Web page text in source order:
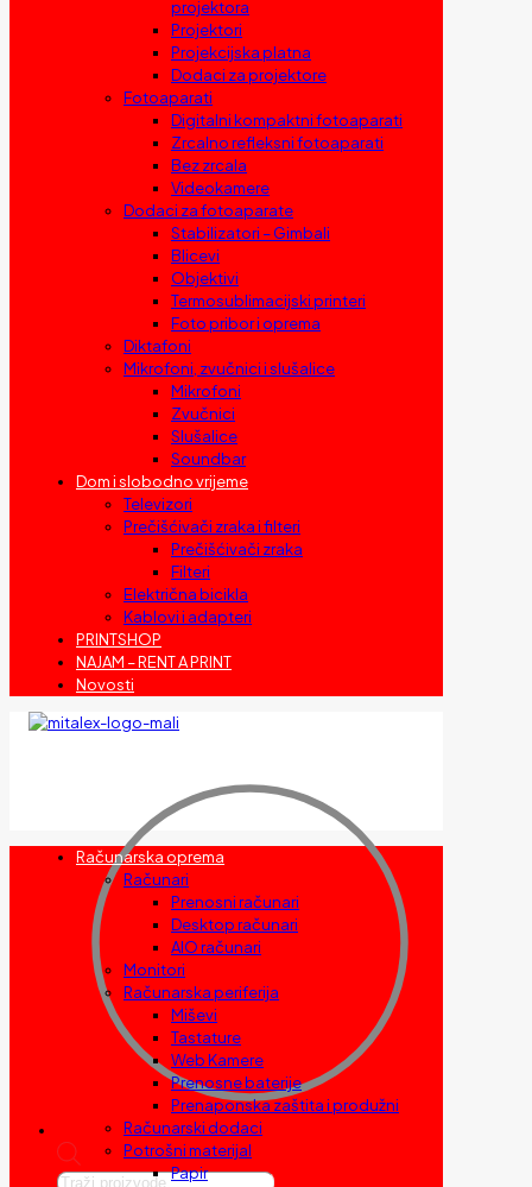
projektora
Projektori
Projekcijska platna
Dodaci za projektore
Fotoaparati
Digitalni kompaktni fotoaparati
Zrcalno refleksni fotoaparati
Bez zrcala
Videokamere
Dodaci za fotoaparate
Stabilizatori – Gimbali
Blicevi
Objektivi
Termosublimacijski printeri
Foto pribor i oprema
Diktafoni
Mikrofoni, zvučnici i slušalice
Mikrofoni
Zvučnici
Slušalice
Soundbar
Dom i slobodno vrijeme
Televizori
Prečišćivači zraka i filteri
Prečišćivači zraka
Filteri
Električna bicikla
Kablovi i adapteri
PRINTSHOP
NAJAM – RENT A PRINT
Novosti
Products
Računarska oprema
Računari
Prenosni računari
Desktop računari
AIO računari
Monitori
Računarska periferija
Miševi
Tastature
Web Kamere
Prenosne baterije
Prenaponska zaštita i produžni
Računarski dodaci
Potrošni materijal
Papir